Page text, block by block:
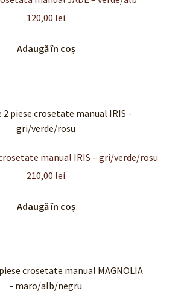
120,00 lei
Adaugă în coș
manual IRIS – gri/verde/rosu
210,00 lei
Adaugă în coș